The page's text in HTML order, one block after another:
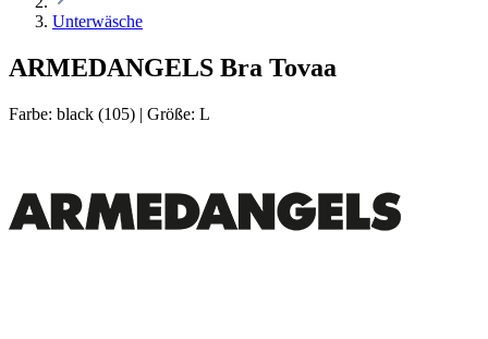
Unterwäsche
ARMEDANGELS Bra Tovaa
Farbe: black (105) | Größe: L